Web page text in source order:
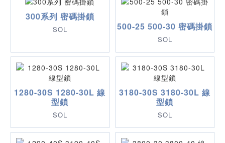
300系列 密碼掛鎖
SOL 500-25 500-30 密碼掛鎖
SOL
1280-30S 1280-30L 線
型鎖
SOL
3180-30S 3180-30L 線
型鎖
SOL